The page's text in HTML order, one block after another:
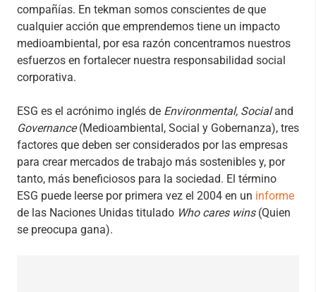
compañías. En tekman somos conscientes de que
cualquier acción que emprendemos tiene un impacto
medioambiental, por esa razón concentramos nuestros
esfuerzos en fortalecer nuestra responsabilidad social
corporativa.
ESG es el acrónimo inglés de Environmental, Socialand
Governance(Medioambiental, Social y Gobernanza), tres
factores que deben ser considerados por las empresas
para crear mercados de trabajo más sostenibles y, por
tanto, más beneficiosos para la sociedad. El término
ESG puede leerse por primera vez el 2004 en un informe
de las Naciones Unidas titulado Who cares wins (Quien
se preocupa gana).